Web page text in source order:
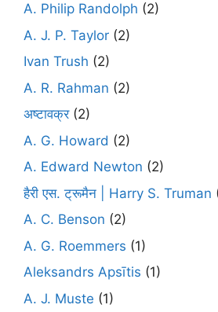
A. Philip Randolph (2)
A. J. P. Taylor (2)
Ivan Trush (2)
A. R. Rahman (2)
अष्टावक्र(2)
A. G. Howard (2)
A. Edward Newton (2)
हैरी एस. ट्रूमैन | Harry S. Truman
A. C. Benson (2)
A. G. Roemmers (1)
Aleksandrs Apsītis (1)
A. J. Muste (1)